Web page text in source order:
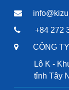
+84 272
CÔNG
Lô K -
tỉnh Tây